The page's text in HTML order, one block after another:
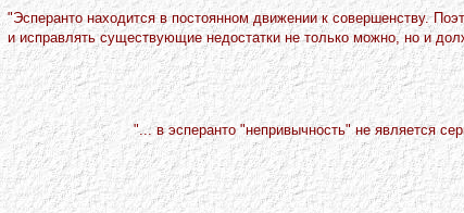
"Эсперанто находится в постоянном движении к совершенству.
и исправлять существующие недостатки не только можно, но и
"... в эсперанто "непривычность" не является